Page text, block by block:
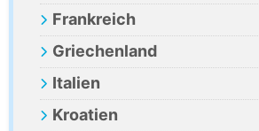
Frankreich
Griechenland
Italien
Kroatien